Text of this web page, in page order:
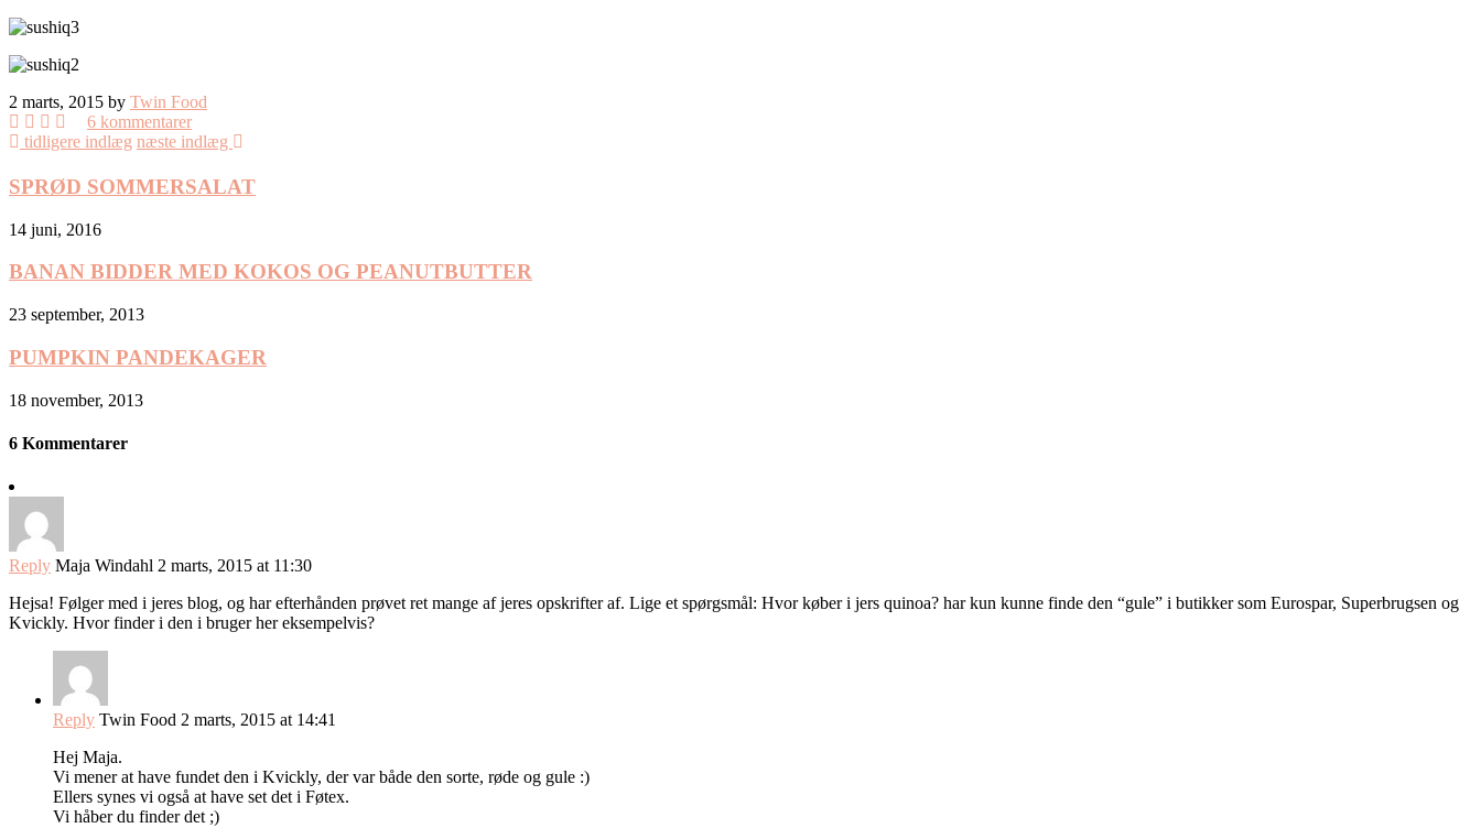
2 marts, 2015 by Twin Food
6 kommentarer
tidligere indlæg næste indlæg
SPRØD SOMMERSALAT
14 juni, 2016
BANAN BIDDER MED KOKOS OG PEANUTBUTTER
23 september, 2013
PUMPKIN PANDEKAGER
18 november, 2013
6 Kommentarer
Reply Maja Windahl 2 marts, 2015 at 11:30
Hejsa! Følger med i jeres blog, og har efterhånden prøvet ret mange af jeres opskrifter af. Lige et spørgsmål: Hvor køber i jers quinoa? har kun kunne finde den “gule” i butikker som Eurospar, Superbrugsen og
Kvickly. Hvor finder i den i bruger her eksempelvis?
Reply Twin Food 2 marts, 2015 at 14:41
Hej Maja.
Vi mener at have fundet den i Kvickly, der var både den sorte, røde og gule :)
Ellers synes vi også at have set det i Føtex.
Vi håber du finder det ;)